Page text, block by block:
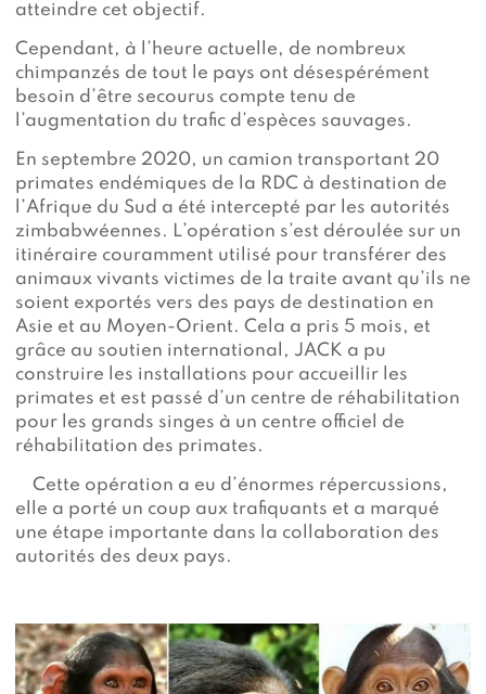
atteindre cet objectif.
Cependant, à l’heure actuelle, de nombreux
chimpanzés de tout le pays ont désespérément
besoin d’être secourus compte tenu de
l’augmentation du trafic d’espèces sauvages.
En septembre 2020, un camion transportant 20
primates endémiques de la RDC à destination de
l’Afrique du Sud a été intercepté par les autorités
zimbabwéennes. L’opération s’est déroulée sur un
itinéraire couramment utilisé pour transférer des
animaux vivants victimes de la traite avant qu’ils ne
soient exportés vers des pays de destination en
Asie et au Moyen-Orient. Cela a pris 5 mois, et
grâce au soutien international, JACK a pu
construire les installations pour accueillir les
primates et est passé d’un centre de réhabilitation
pour les grands singes à un centre officiel de
réhabilitation des primates.
Cette opération a eu d’énormes répercussions,
elle a porté un coup aux trafiquants et a marqué
une étape importante dans la collaboration des
autorités des deux pays.